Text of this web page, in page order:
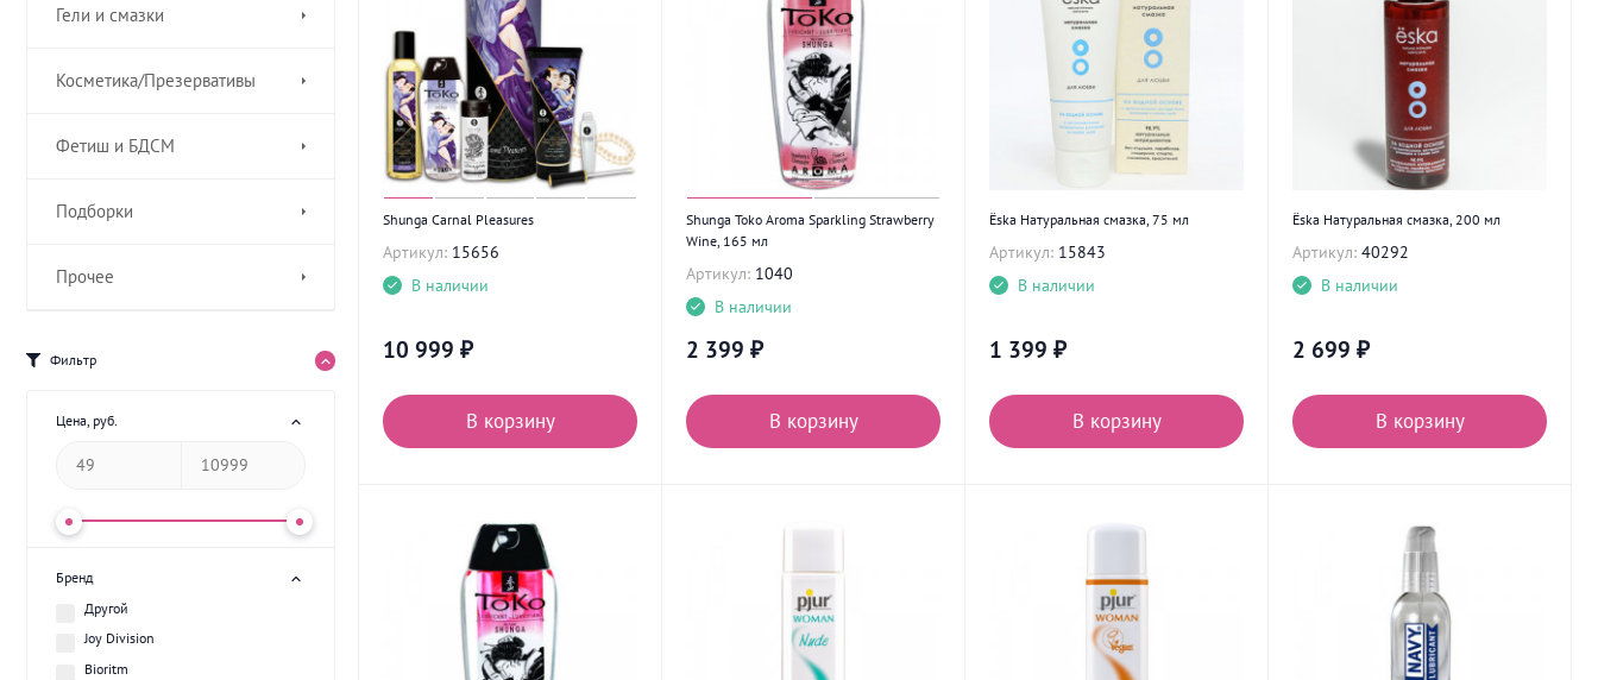
Гели и смазки
Косметика/Презервативы
Фетиш и БДСМ
Подборки
Прочее
Фильтр
Цена, руб.
Бренд
Другой
Joy Division
Bioritm
Shunga Carnal Pleasures
Артикул: 15656
В наличии
10 999 ₽
В корзину
Shunga Toko Aroma Sparkling Strawberry
Wine, 165 мл
Артикул: 1040
В наличии
2 399 ₽
В корзину
Ёska Натуральная смазка, 75 мл
Артикул: 15843
В наличии
1 399 ₽
В корзину
Ёska Натуральная смазка, 200 мл
Артикул: 40292
В наличии
2 699 ₽
В корзину